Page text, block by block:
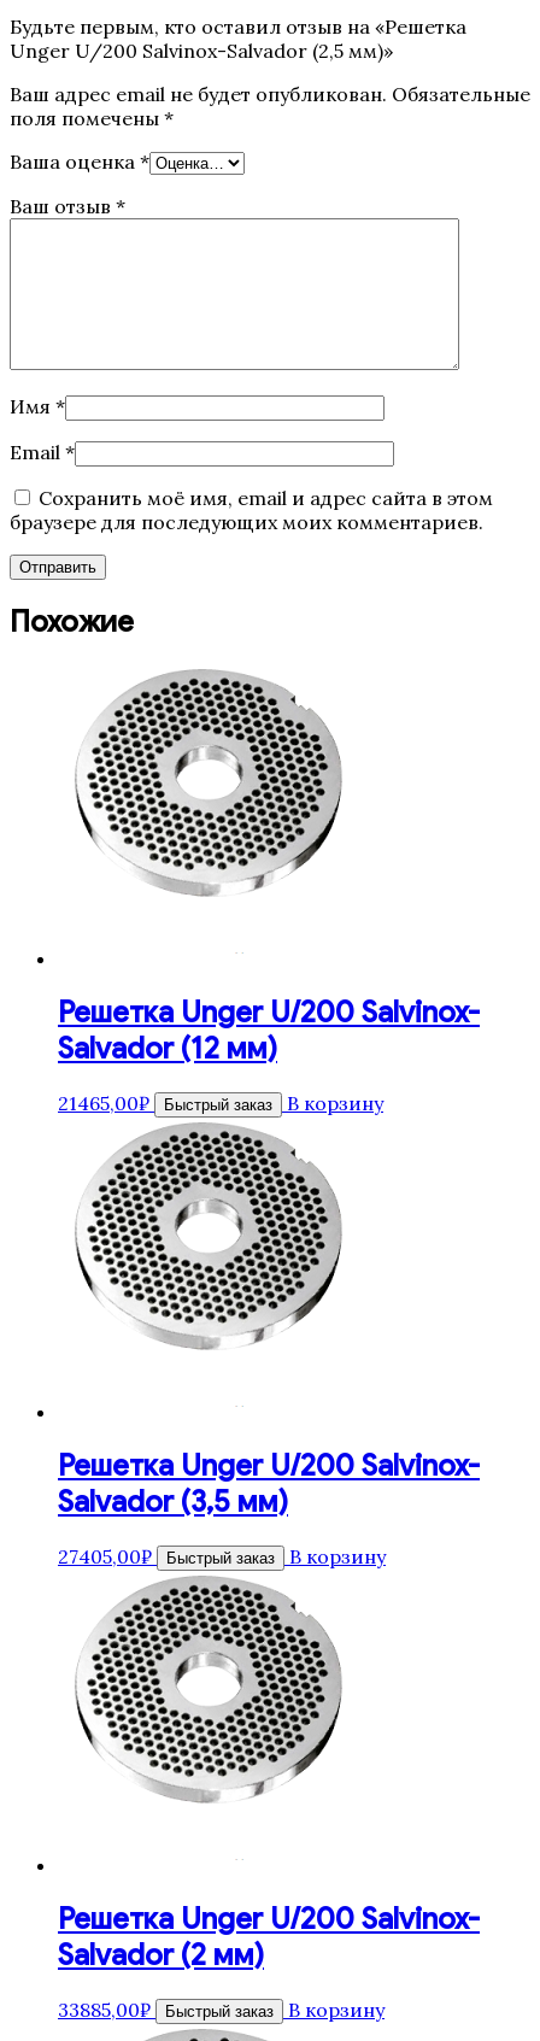
Будьте первым, кто оставил отзыв на «Решетка
Unger U/200 Salvinox-Salvador (2,5 мм)»
Ваш адрес email не будет опубликован. Обязательные
поля помечены *
Ваша оценка *
Ваш отзыв *
Имя *
Email *
Сохранить моё имя, email и адрес сайта в этом
браузере для последующих моих комментариев.
Похожие
Решетка Unger U/200 Salvinox-
Salvador (12 мм)
21465,00₽ Быстрый заказ В корзину
Решетка Unger U/200 Salvinox-
Salvador (3,5 мм)
27405,00₽ Быстрый заказ В корзину
Решетка Unger U/200 Salvinox-
Salvador (2 мм)
33885,00₽ Быстрый заказ В корзину